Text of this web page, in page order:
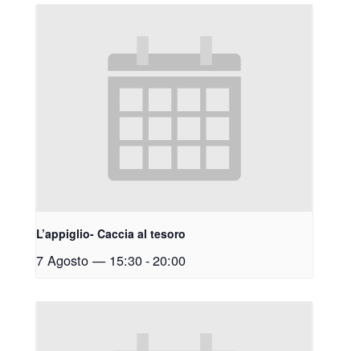
L’appiglio- Caccia al tesoro
7 Agosto — 15:30-20:00